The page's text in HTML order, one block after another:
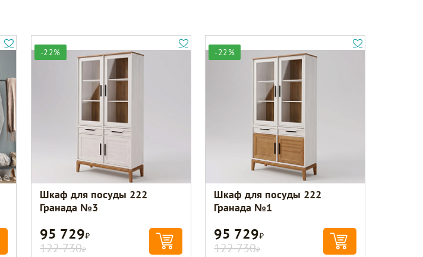
-22%
Шкаф для посуды 222
Гранада №3
95 729Р
122 730Р
-22%
Шкаф для посуды 222
Гранада №1
95 729Р
122 730Р